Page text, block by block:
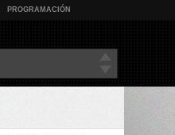
PROGRAMACIÓN